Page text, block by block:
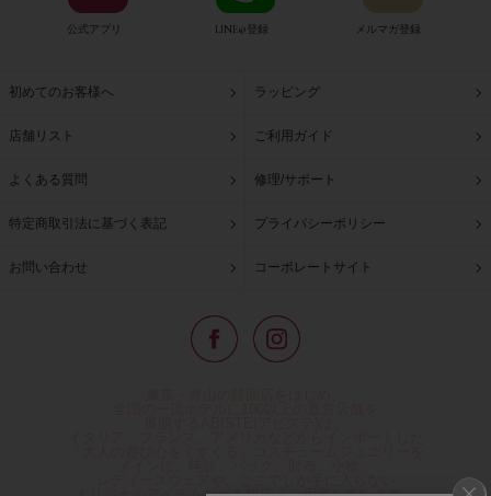
公式アプリ LINE@登録 メルマガ登録
初めてのお客様へ ラッピング
店舗リスト ご利用ガイド
よくある質問 修理/サポート
特定商取引法に基づく表記 プライバシーポリシー
お問い合わせ コーポレートサイト